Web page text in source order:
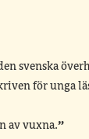
svenska
för unga
av vuxna.